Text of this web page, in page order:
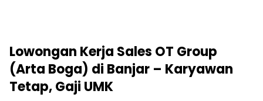
Lowongan Kerja Sales OT Group
(Arta Boga) di Banjar – Karyawan
Tetap, Gaji UMK